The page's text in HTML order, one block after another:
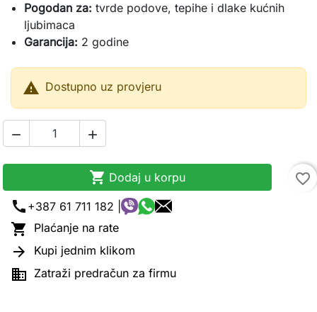
Pogodan za: tvrde podove, tepihe i dlake kućnih
ljubimaca
Garancija: 2 godine
 Dostupno uz provjeru
 
 Dodaj u korpu
favorite_border
call +387 61 711 182 |
 Plaćanje na rate
 Kupi jednim klikom
 Zatraži predračun za firmu